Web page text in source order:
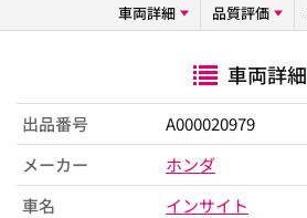
車両詳細 品質評価
車両詳細
出品番号
A000020979
メーカー
ホンダ
車名
インサイト